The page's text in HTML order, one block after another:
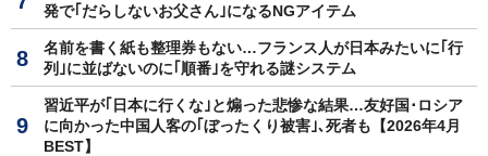
発で｢だらしないお父さん｣になるNGアイテム
名前を書く紙も整理券もない…フランス人が日本みたいに｢行
列｣に並ばないのに｢順番｣を守れる謎システム
習近平が｢日本に行くな｣と煽った悲惨な結果…友好国･ロシア
に向かった中国人客の｢ぼったくり被害｣､死者も【2026年4月
BEST】